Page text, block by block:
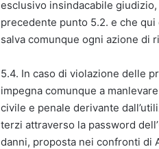
esclusivo insindacabile
precedente punto 5.2. e che
salva comunque ogni azione di
5.4. In caso di violazione delle
impegna comunque a
civile e penale derivante
terzi attraverso la password
danni, proposta nei confronti di